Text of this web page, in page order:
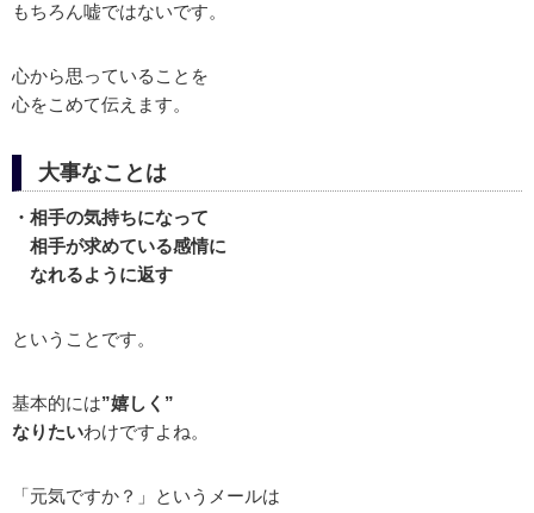
もちろん嘘ではないです。
心から思っていることを
心をこめて伝えます。
大事なことは
・相手の気持ちになって
相手が求めている感情に
なれるように返す
ということです。
基本的には”嬉しく”
なりたいわけですよね。
「元気ですか？」というメールは